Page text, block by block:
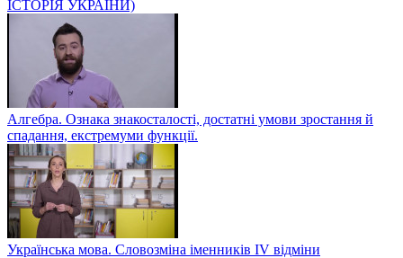
ІСТОРІЯ УКРАЇНИ)
Алгебра. Ознака знакосталості, достатні умови зростання й
спадання, екстремуми функції.
Українська мова. Словозміна іменників ІV відміни